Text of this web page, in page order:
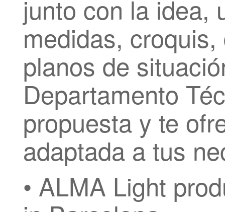
junto con la idea,
medidas,
planos de
Departamento
propuesta y te
adaptada a tus
• ALMA Light